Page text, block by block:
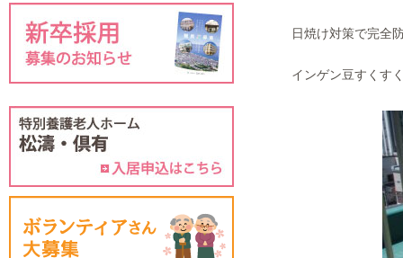
日焼け対策で完全
インゲン豆すくす